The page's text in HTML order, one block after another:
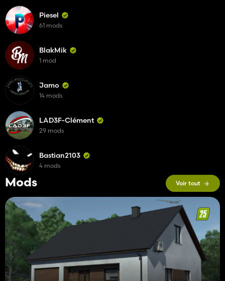
Mods Voir tout
Piesel
61 mods
BlakMik
1 mod
Jamo
14 mods
LAD3F-Clément
29 mods
Bastian2103
4 mods